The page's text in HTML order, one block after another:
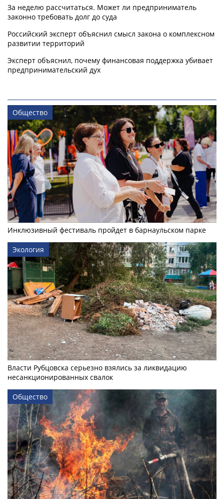
За неделю рассчитаться. Может ли предприниматель
законно требовать долг до суда
Российский эксперт объяснил смысл закона о комплексном
развитии территорий
Эксперт объяснил, почему финансовая поддержка убивает
предпринимательский дух
Общество
Инклюзивный фестиваль пройдет в барнаульском парке
Экология
Власти Рубцовска серьезно взялись за ликвидацию
несанкционированных свалок
Общество